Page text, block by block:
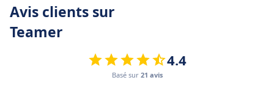
Avis clients sur
Teamer
4.4
Basé sur 21 avis